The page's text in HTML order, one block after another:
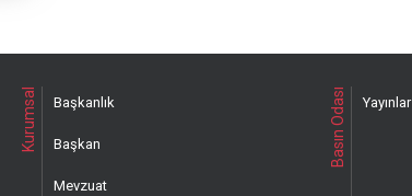
Kurumsal Başkanlık
Başkan
Mevzuat
Basın Odası Yayınlar